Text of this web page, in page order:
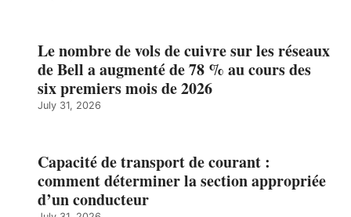
Le nombre de vols de cuivre sur les réseaux
de Bell a augmenté de 78 % au cours des
six premiers mois de 2026
July 31, 2026
Capacité de transport de courant :
comment déterminer la section appropriée
d’un conducteur